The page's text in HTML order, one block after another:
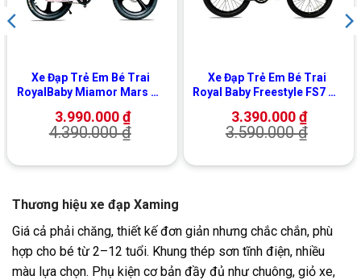
Xe Đạp Trẻ Em Bé Trai
RoyalBaby Miamor Mars 18
3.990.000₫
4.390.000₫
Xe Đạp Trẻ Em Bé Trai
Royal Baby Freestyle FS7 20
3.390.000₫
3.590.000₫
Thương hiệu xe đạp Xaming
Giá cả phải chăng, thiết kế đơn giản nhưng chắc chắn, phù
hợp cho bé từ 2–12 tuổi. Khung thép sơn tĩnh điện, nhiều
màu lựa chọn. Phụ kiện cơ bản đầy đủ như chuông, giỏ xe,